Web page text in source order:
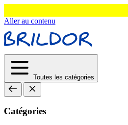
Aller au contenu
Toutes les catégories
Catégories